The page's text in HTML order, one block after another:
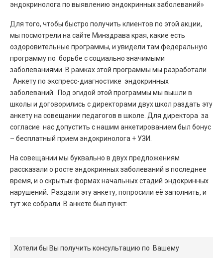
эндокринолога по выявлению эндокринных заболеваний»
Для того, чтобы быстро получить клиентов по этой акции,
мы посмотрели на сайте Минздрава края, какие есть
оздоровительные программы, и увидели там федеральную
программу по борьбе с социально значимыми
заболеваниями. В рамках этой программы мы разработали
Анкету по экспресс-диагностике эндокринных
заболеваний. Под эгидой этой программы мы вышли в
школы и договорились с директорами двух школ раздать эту
анкету на совещании педагогов в школе. Для директора за
согласие нас допустить с нашим анкетированием был бонус
– бесплатный прием эндокринолога + УЗИ.
На совещании мы буквально в двух предложениям
рассказали о росте эндокринных заболеваний в последнее
время, и о скрытых формах начальных стадий эндокринных
нарушений. Раздали эту анкету, попросили её заполнить, и
тут же собрали. В анкете был пункт:
Хотели бы Вы получить консультацию по Вашему